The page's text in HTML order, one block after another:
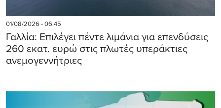
01/08/2026 - 06:45
Γαλλία: Επιλέγει πέντε λιμάνια για επενδύσεις
260 εκατ. ευρώ στις πλωτές υπεράκτιες
ανεμογεννήτριες